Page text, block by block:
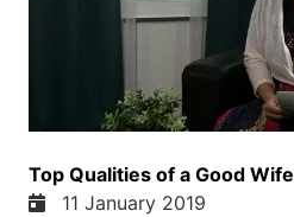
Top Qualities of a Good Wife
11 January 2019